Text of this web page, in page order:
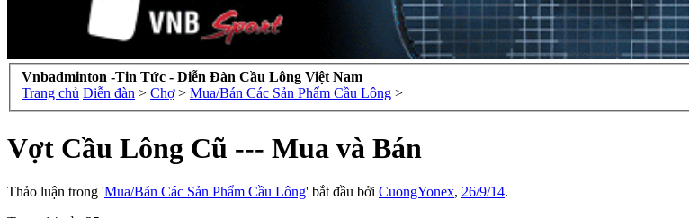
Vnbadminton -Tin Tức - Diễn Đàn Cầu Lông Việt Nam
Trang chủ Diễn đàn > Chợ > Mua/Bán Các Sản Phẩm Cầu Lông >
Vợt Cầu Lông Cũ --- Mua và Bán
Thảo luận trong 'Mua/Bán Các Sản Phẩm Cầu Lông' bắt đầu bởi CuongYonex, 26/9/14.